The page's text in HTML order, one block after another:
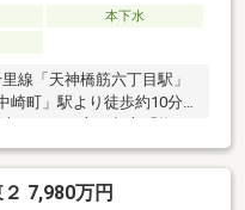
本下水
線「天神橋筋六丁目駅」
崎町」駅より徒歩約10分
も非常に魅力的です！お
が相違する場合は現況を
7,980万円